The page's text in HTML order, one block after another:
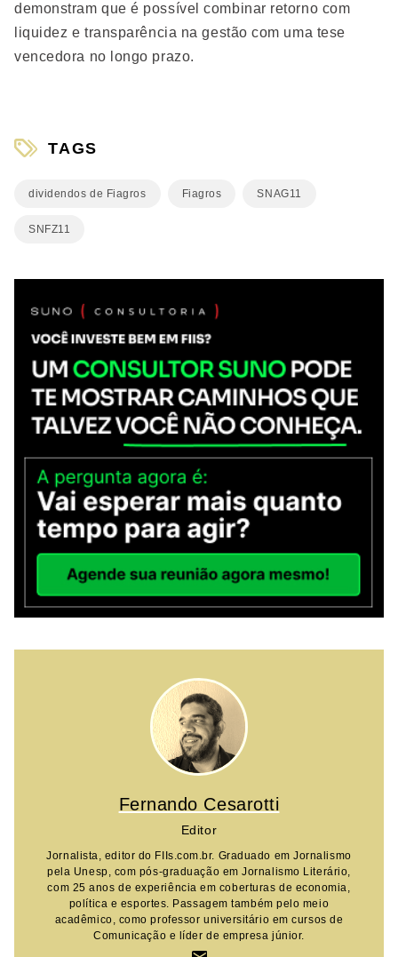
demonstram que é possível combinar retorno com
liquidez e transparência na gestão com uma tese
vencedora no longo prazo.
TAGS
dividendos de Fiagros Fiagros SNAG11
SNFZ11
Fernando Cesarotti
Editor
Jornalista, editor do FIIs.com.br. Graduado em Jornalismo
pela Unesp, com pós-graduação em Jornalismo Literário,
com 25 anos de experiência em coberturas de economia,
política e esportes. Passagem também pelo meio
acadêmico, como professor universitário em cursos de
Comunicação e líder de empresa júnior.